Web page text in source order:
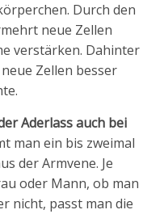
Durch den
neue Zellen
verstärken. Dahinter
Zellen besser
Aderlass auch bei
man ein bis zweimal
der Armvene. Je
oder Mann, ob man
nicht, passt man die